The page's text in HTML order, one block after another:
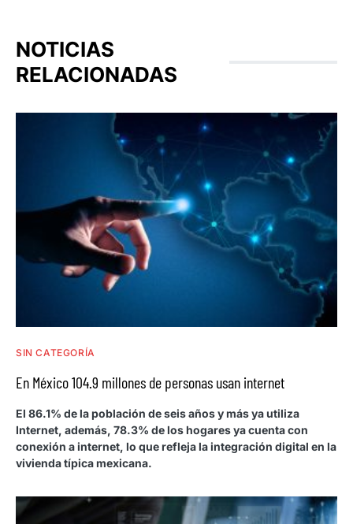
NOTICIAS
RELACIONADAS
SIN CATEGORÍA
En México 104.9 millones de personas usan internet
El 86.1% de la población de seis años y más ya utiliza
Internet, además, 78.3% de los hogares ya cuenta con
conexión a internet, lo que refleja la integración digital en la
vivienda típica mexicana.